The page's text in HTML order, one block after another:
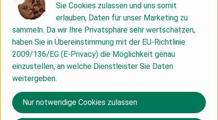
Niederlande
Allos Hof-Manufaktur GmbH
D 28217 Bremen
De Rit: vielfältiger Genuss in Bio-
Sie Cookies zulassen und uns somit
erlauben, Daten für unser Marketing zu
sammeln. Da wir Ihre Privatsphäre sehr wertschätzen,
haben Sie in Übereinstimmung mit der EU-Richtlinie
2009/136/EG (E-Privacy) die Möglichkeit genau
einzustellen, an welche Dienstleister Sie Daten
weitergeben.
Nur notwendige Cookies zulassen